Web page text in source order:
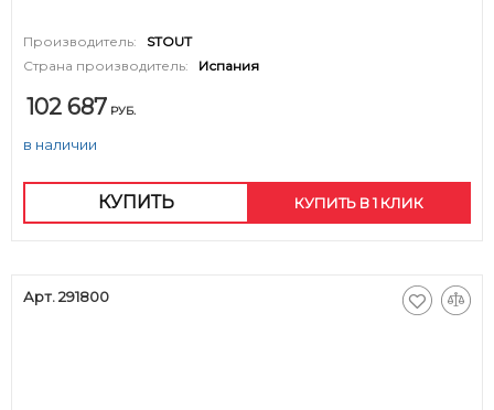
Производитель:
STOUT
Страна производитель:
Испания
102 687 РУБ.
в наличии
КУПИТЬ КУПИТЬ В 1 КЛИК
Арт. 291800